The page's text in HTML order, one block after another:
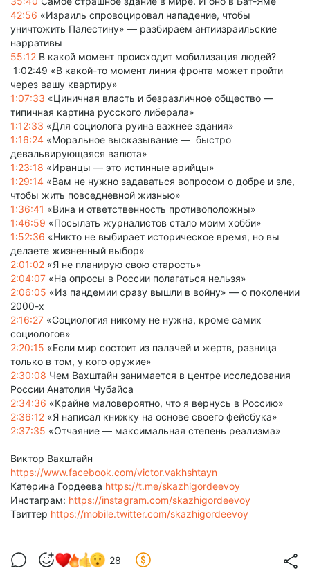
42:56 «Израиль спровоцировал нападение, чтобы
уничтожить Палестину» — разбираем антиизраильские
нарративы
55:12 В какой момент происходит мобилизация людей?
1:02:49 «В какой-то момент линия фронта может пройти
через вашу квартиру»
1:07:33 «Циничная власть и безразличное общество —
типичная картина русского либерала»
1:12:33 «Для социолога руина важнее здания»
1:16:24 «Моральное высказывание — быстро
девальвирующаяся валюта»
1:23:18 «Иранцы — это истинные арийцы»
1:29:14 «Вам не нужно задаваться вопросом о добре и зле,
чтобы жить повседневной жизнью»
1:36:41 «Вина и ответственность противоположны»
1:46:59 «Посылать журналистов стало моим хобби»
1:52:36 «Никто не выбирает историческое время, но вы
делаете жизненный выбор»
2:01:02 «Я не планирую свою старость»
2:04:07 «На опросы в России полагаться нельзя»
2:06:05 «Из пандемии сразу вышли в войну» — о поколении
2000-х
2:16:27 «Социология никому не нужна, кроме самих
социологов»
2:20:15 «Если мир состоит из палачей и жертв, разница
только в том, у кого оружие»
2:30:08 Чем Вахштайн занимается в центре исследования
России Анатолия Чубайса
2:34:36 «Крайне маловероятно, что я вернусь в Россию»
2:36:12 «Я написал книжку на основе своего фейсбука»
2:37:35 «Отчаяние — максимальная степень реализма»
Виктор Вахштайн
https://www.facebook.com/victor.vakhshtayn
Катерина Гордеева https://t.me/skazhigordeevoy
Инстаграм: https://instagram.com/skazhigordeevoy
Твиттер https://mobile.twitter.com/skazhigordeevoy
28